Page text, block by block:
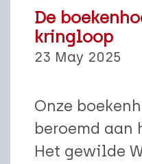
De
kringloop
23 May 2025
Onze
beroemd aan
Het gewilde